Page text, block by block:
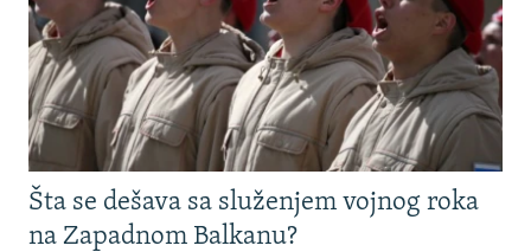
Šta se dešava sa služenjem vojnog roka
na Zapadnom Balkanu?